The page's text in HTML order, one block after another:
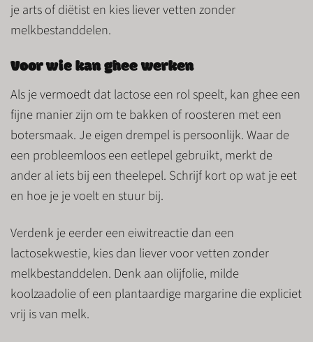
je arts of diëtist en kies liever vetten zonder
melkbestanddelen.
Voor wie kan ghee werken
Als je vermoedt dat lactose een rol speelt, kan ghee een
fijne manier zijn om te bakken of roosteren met een
botersmaak. Je eigen drempel is persoonlijk. Waar de
een probleemloos een eetlepel gebruikt, merkt de
ander al iets bij een theelepel. Schrijf kort op wat je eet
en hoe je je voelt en stuur bij.
Verdenk je eerder een eiwitreactie dan een
lactosekwestie, kies dan liever voor vetten zonder
melkbestanddelen. Denk aan olijfolie, milde
koolzaadolie of een plantaardige margarine die expliciet
vrij is van melk.